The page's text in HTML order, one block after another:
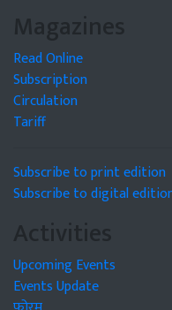
Magazines
Read Online
Subscription
Circulation
Tariff
Subscribe to print edition
Subscribe to digital
Activities
Upcoming Events
Events Update